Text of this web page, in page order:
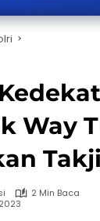
Way
2 Min Baca